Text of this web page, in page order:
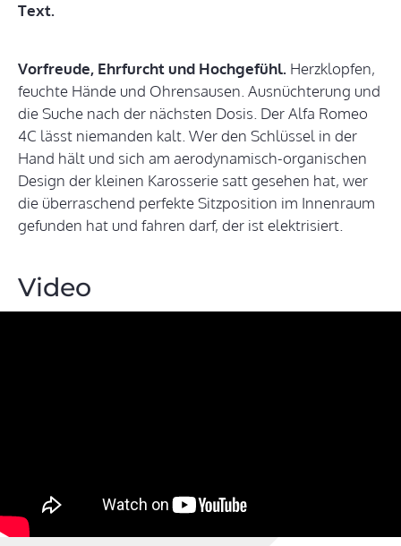
Text.
Vorfreude, Ehrfurcht und Hochgefühl. Herzklopfen,
feuchte Hände und Ohrensausen. Ausnüchterung und
die Suche nach der nächsten Dosis. Der Alfa Romeo
4C lässt niemanden kalt. Wer den Schlüssel in der
Hand hält und sich am aerodynamisch-organischen
Design der kleinen Karosserie satt gesehen hat, wer
die überraschend perfekte Sitzposition im Innenraum
gefunden hat und fahren darf, der ist elektrisiert.
Video